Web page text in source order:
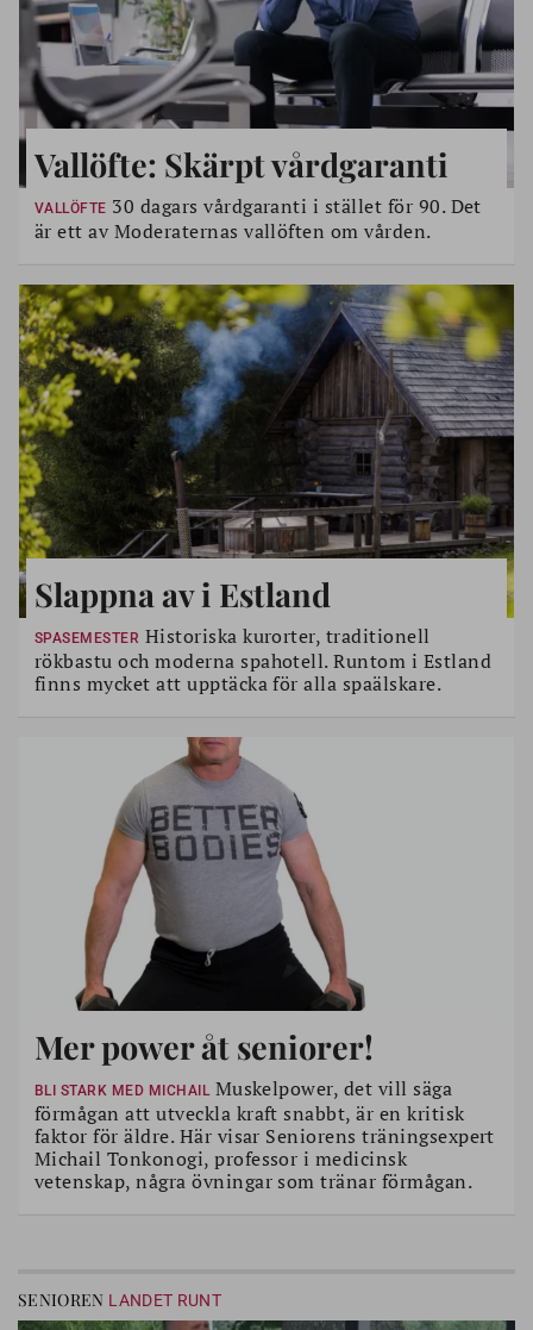
Vallöfte: Skärpt vårdgaranti
VALLÖFTE 30 dagars vårdgaranti i stället för 90. Det
är ett av Moderaternas vallöften om vården.
Slappna av i Estland
SPASEMESTER Historiska kurorter, traditionell
rökbastu och moderna spahotell. Runtom i Estland
finns mycket att upptäcka för alla spaälskare.
Mer power åt seniorer!
BLI STARK MED MICHAILMuskelpower, det vill säga
förmågan att utveckla kraft snabbt, är en kritisk
faktor för äldre. Här visar Seniorens träningsexpert
Michail Tonkonogi, professor i medicinsk
vetenskap, några övningar som tränar förmågan.
SENIOREN LANDET RUNT